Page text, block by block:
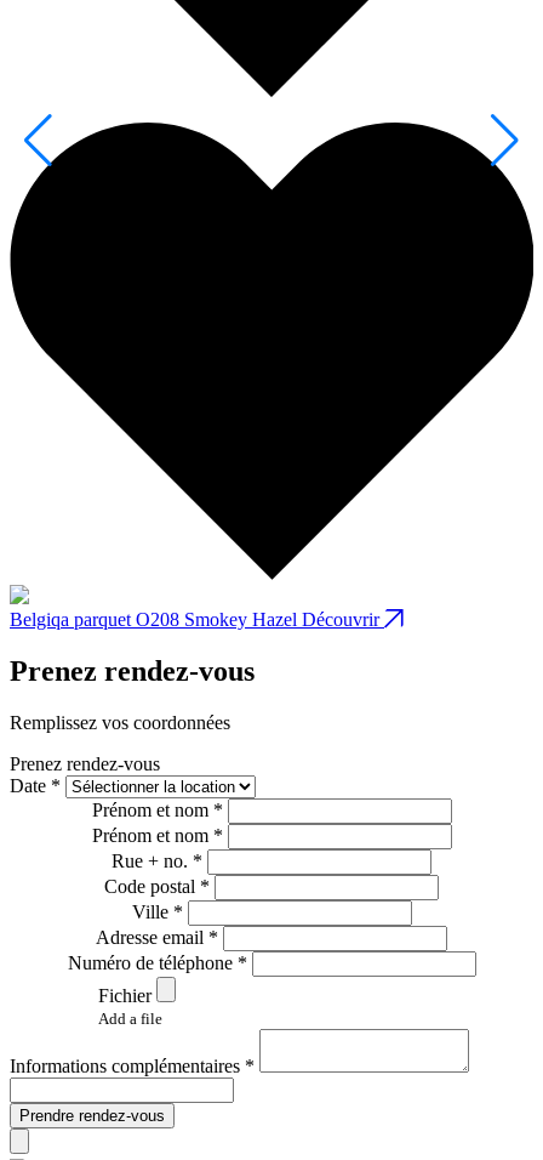
Belgiqa parquet O208 Smokey Hazel Découvrir
Prenez rendez-vous
Remplissez vos coordonnées
Prenez rendez-vous
Date *
Prénom et nom *
Prénom et nom *
Rue + no. *
Code postal *
Ville *
Adresse email *
Numéro de téléphone *
Fichier
Add a file
Informations complémentaires *
Prendre rendez-vous